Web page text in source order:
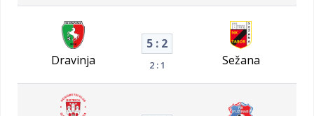
Dravinja
5 : 2
2 : 1 Sežana